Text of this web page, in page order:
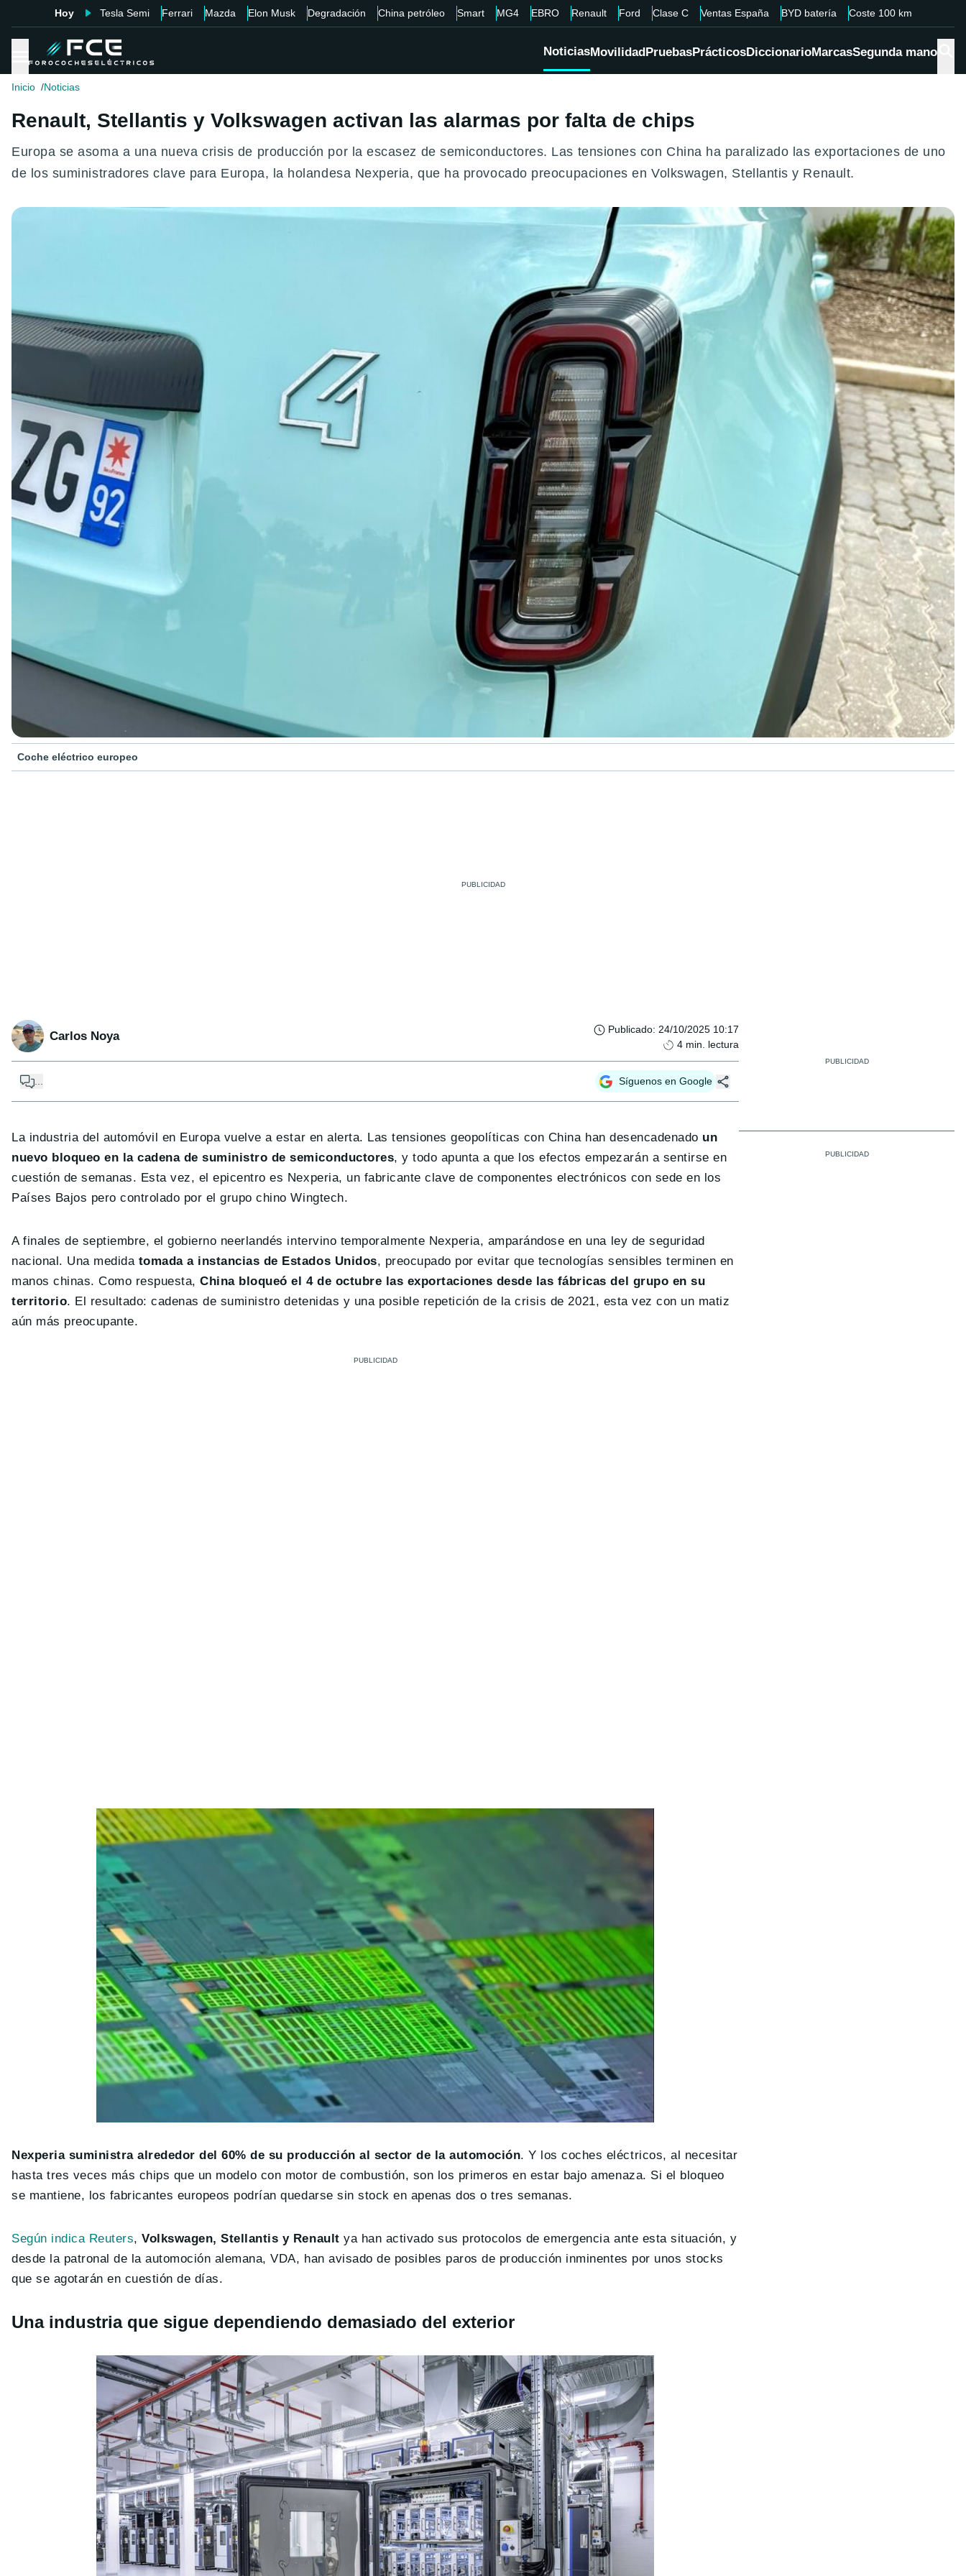
Hoy Tesla Semi Ferrari Mazda Elon Musk Degradación China petróleo Smart MG4 EBRO Renault Ford Clase C Ventas España BYD batería Coste 100 km
NoticiasMovilidadPruebasPrácticosDiccionarioMarcasSegunda mano
Inicio Noticias
Renault, Stellantis y Volkswagen activan las alarmas por falta de chips
Europa se asoma a una nueva crisis de producción por la escasez de semiconductores. Las tensiones con China ha paralizado las exportaciones de uno
de los suministradores clave para Europa, la holandesa Nexperia, que ha provocado preocupaciones en Volkswagen, Stellantis y Renault.
Coche eléctrico europeo
Carlos Noya Publicado: 24/10/2025 10:17
4 min. lectura
... Síguenos en Google
La industria del automóvil en Europa vuelve a estar en alerta. Las tensiones geopolíticas con China han desencadenado un
nuevo bloqueo en la cadena de suministro de semiconductores, y todo apunta a que los efectos empezarán a sentirse en
cuestión de semanas. Esta vez, el epicentro es Nexperia, un fabricante clave de componentes electrónicos con sede en los
Países Bajos pero controlado por el grupo chino Wingtech.
A finales de septiembre, el gobierno neerlandés intervino temporalmente Nexperia, amparándose en una ley de seguridad
nacional. Una medidatomada a instancias de Estados Unidos, preocupado por evitar que tecnologías sensibles terminen en
manos chinas. Como respuesta,China bloqueó el 4 de octubre las exportaciones desde las fábricas del grupo en su
territorio. El resultado: cadenas de suministro detenidas y una posible repetición de la crisis de 2021, esta vez con un matiz
aún más preocupante.
Nexperia suministra alrededor del 60% de su producción al sector de la automoción. Y los coches eléctricos, al necesitar
hasta tres veces más chips que un modelo con motor de combustión, son los primeros en estar bajo amenaza. Si el bloqueo
se mantiene, los fabricantes europeos podrían quedarse sin stock en apenas dos o tres semanas.
Según indica Reuters,Volkswagen, Stellantis y Renault ya han activado sus protocolos de emergencia ante esta situación, y
desde la patronal de la automoción alemana, VDA, han avisado de posibles paros de producción inminentes por unos stocks
que se agotarán en cuestión de días.
Una industria que sigue dependiendo demasiado del exterior